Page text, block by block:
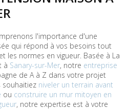
l'importance d'une
qui répond à vos besoins tout
les normes en vigueur. Basée à La
à Sanary-sur-Mer, notre entreprise
de A à Z dans votre projet
souhaitiez niveler un terrain avant
ou construire un mur mitoyen en
, notre expertise est à votre